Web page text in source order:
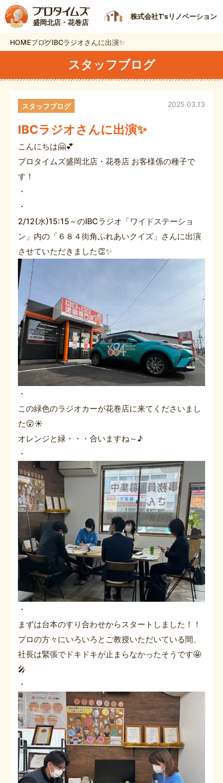
盛岡北店・花巻店
株式会社T'sリノベーション
HOMEブログIBCラジオさんに出演✨
スタッフブログ
IBCラジオさんに出演✨
2025.03.13
スタッフブログ
こんにちは🤗💕
プロタイムズ盛岡北店・花巻店 お客様係の種子で
す！
・
・
2/12(水)15:15～のIBCラジオ「ワイドステーショ
ン」内の「６８４街角ふれあいクイズ」さんに出演
させていただきました👏✨
・
この緑色のラジオカーが花巻店に来てくださいまし
た😮☀️
オレンジと緑・・・合いますね～♪
・
・
まずは台本のすり合わせからスタートしました！！
プロの方々にいろいろとご教授いただいている間、
社長は緊張でドキドキが止まらなかったそうです🤩
🎤
・